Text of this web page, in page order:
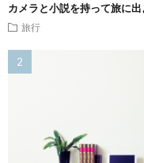
カメラと小説を持って旅に
旅行